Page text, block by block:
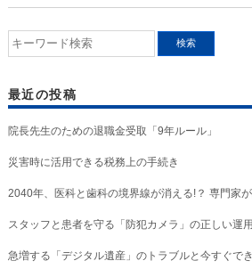
最近の投稿
院長先生のための退職金受取「9年ルール」
災害時に活用できる税務上の手続き
2040年、医科と歯科の境界線が消える!？ 専門家
スタッフと患者を守る「防犯カメラ」の正しい運
急増する「デジタル遺産」のトラブルと今すぐで